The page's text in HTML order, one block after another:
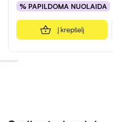
% PAPILDOMA NUOLAIDA
Į krepšelį